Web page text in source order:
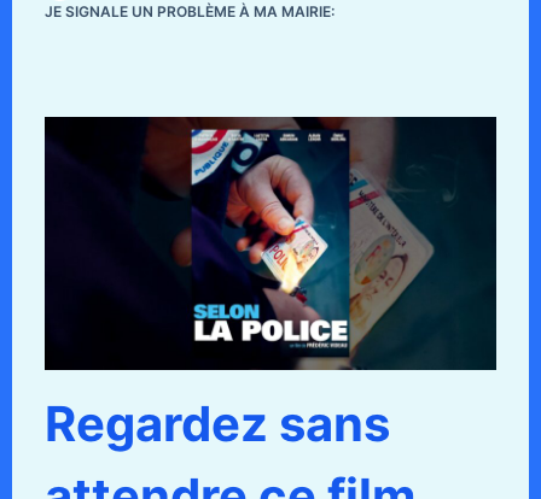
JE SIGNALE UN PROBLÈME À MA MAIRIE:
Regardez sans